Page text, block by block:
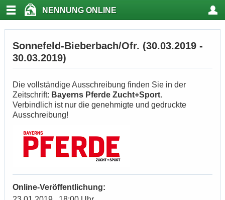
NENNUNG ONLINE
Sonnefeld-Bieberbach/Ofr. (30.03.2019 -
30.03.2019)
Die vollständige Ausschreibung finden Sie in der
Zeitschrift: Bayerns Pferde Zucht+Sport.
Verbindlich ist nur die genehmigte und gedruckte
Ausschreibung!
Online-Veröffentlichung: